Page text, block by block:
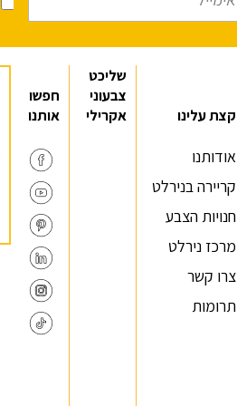
קצת עלינו
אודותנו
קריירה בנירלט
חנויות הצבע
מרכז נירלט
צרו קשר
תרומות
שליכט
צבעוני
אקרילי
חפשו
אותנו